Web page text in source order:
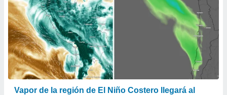
Vapor de la región de El Niño Costero llegará al